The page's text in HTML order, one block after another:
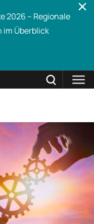
2026 – Regionale
im Überblick
SCHLIESSEN